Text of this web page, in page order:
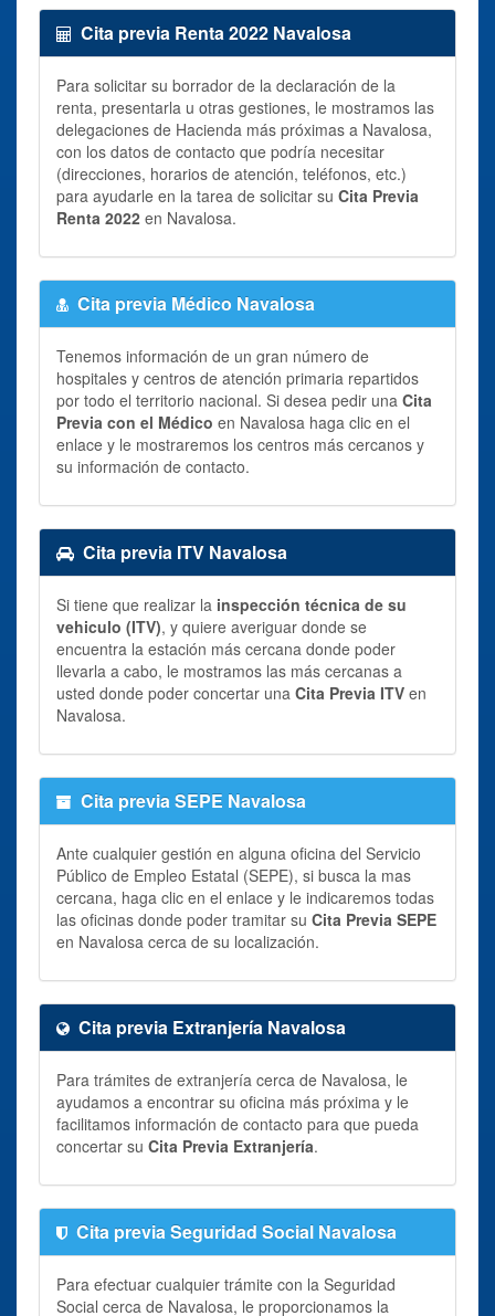
Cita previa Renta 2022 Navalosa
Para solicitar su borrador de la declaración de la
renta, presentarla u otras gestiones, le mostramos las
delegaciones de Hacienda más próximas a Navalosa,
con los datos de contacto que podría necesitar
(direcciones, horarios de atención, teléfonos, etc.)
para ayudarle en la tarea de solicitar su Cita Previa
Renta 2022 en Navalosa.
Cita previa Médico Navalosa
Tenemos información de un gran número de
hospitales y centros de atención primaria repartidos
por todo el territorio nacional. Si desea pedir una Cita
Previa con el Médico en Navalosa haga clic en el
enlace y le mostraremos los centros más cercanos y
su información de contacto.
Cita previa ITV Navalosa
Si tiene que realizar la inspección técnica de su
vehiculo (ITV), y quiere averiguar donde se
encuentra la estación más cercana donde poder
llevarla a cabo, le mostramos las más cercanas a
usted donde poder concertar una Cita Previa ITV en
Navalosa.
Cita previa SEPE Navalosa
Ante cualquier gestión en alguna oficina del Servicio
Público de Empleo Estatal (SEPE), si busca la mas
cercana, haga clic en el enlace y le indicaremos todas
las oficinas donde poder tramitar su Cita Previa SEPE
en Navalosa cerca de su localización.
Cita previa Extranjería Navalosa
Para trámites de extranjería cerca de Navalosa, le
ayudamos a encontrar su oficina más próxima y le
facilitamos información de contacto para que pueda
concertar su Cita Previa Extranjería.
Cita previa Seguridad Social Navalosa
Para efectuar cualquier trámite con la Seguridad
Social cerca de Navalosa, le proporcionamos la